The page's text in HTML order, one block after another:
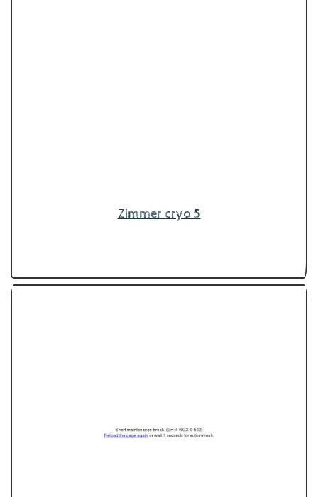
Zimmer cryo 5